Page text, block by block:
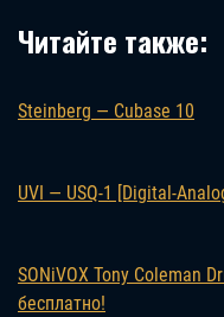
Читайте также:
Steinberg — Cubase 10
UVI — USQ-1 [Digital-
SONiVOX Tony Coleman
бесплатно!